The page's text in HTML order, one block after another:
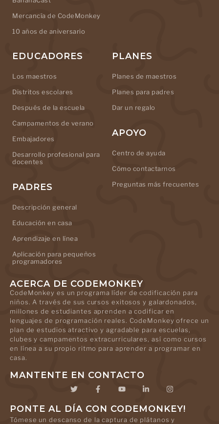
Mercancía de CodeMonkey
10 años de aniversario
EDUCADORES
Los maestros
Distritos escolares
Después de la escuela
Campamentos de verano
Embajadores
Desarrollo profesional para
docentes
PADRES
Descripción general
Educación en casa
Aprendizaje en línea
Aplicación para pequeños
programadores
PLANES
Planes de maestros
Planes para padres
Dar un regalo
APOYO
Centro de ayuda
Cómo contactarnos
Preguntas más frecuentes
ACERCA DE CODEMONKEY
CodeMonkey es un programa líder de codificación para
niños. A través de sus cursos exitosos y galardonados,
millones de estudiantes aprenden a codificar en
lenguajes de programación reales. CodeMonkey ofrece un
plan de estudios atractivo y agradable para escuelas,
clubes y campamentos extracurriculares, así como cursos
en línea a su propio ritmo para aprender a programar en
casa.
MANTENTE EN CONTACTO
PONTE AL DÍA CON CODEMONKEY!
Tómese un descanso de la captura de plátanos y